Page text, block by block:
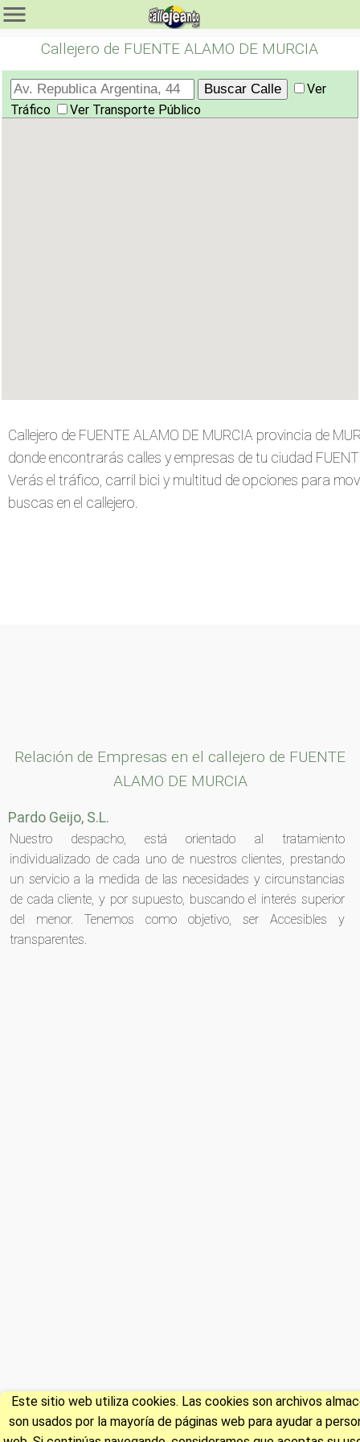
Callejero de FUENTE ALAMO DE MURCIA
Ver
Tráfico
Ver Transporte Público
Callejero de FUENTE ALAMO DE MURCIA provincia de
donde encontrarás calles y empresas de tu ciudad
Verás el tráfico, carril bici y multitud de opciones para
buscas en el callejero.
Relación de Empresas en el callejero de FUENTE
ALAMO DE MURCIA
Pardo Geijo, S.L.
Nuestro despacho, está orientado al tratamiento
individualizado de cada uno de nuestros clientes, prestando
un servicio a la medida de las necesidades y circunstancias
de cada cliente, y por supuesto, buscando el interés superior
del menor. Tenemos como objetivo, ser Accesibles y
transparentes.
Este sitio web utiliza cookies. Las cookies son archivos
son usados por la mayoría de páginas web para ayudar a